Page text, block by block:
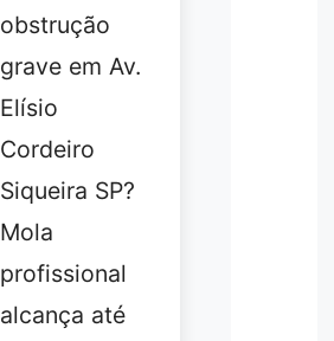
obstrução
grave em Av.
Elísio
Cordeiro
Siqueira SP?
Mola
profissional
alcança até